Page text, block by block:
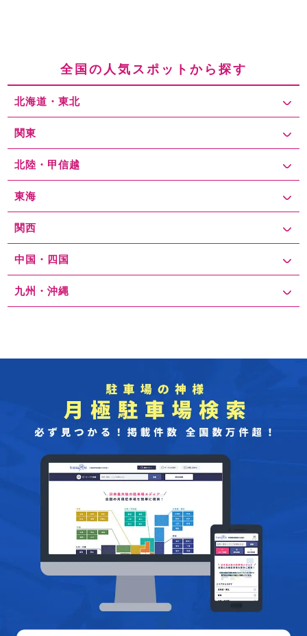
り、平日の駐車場料金相場は、1時間あたり200円～300円程度で、
1日最大料金は1,000円程度です。土日祝日や観光シーズンには混雑
が予想されるため、早めに到着することをおすすめします。観光客
の多い季節や休日には、公式駐車場が満車になることもあるため、
代替の駐車場を事前にチェックしておくことが重要です。 彦根城の
あります。駐車料金は、平日と休日で大きな違いはありませんが、
最大料金1,000円が設定されているため、長時間滞在しても割安に
民間駐車場がいくつか存在し、便利に利用することができますが、
駐車場を探す準備が必要です。 また、駐車場探しの対策としては、
事前予約が可能な駐車場サービスの活用も有効で、彦根城周辺の駐
車場を事前に予約でき、安心して観光を楽しめます。さらに、早朝
に到着することを検討すれば、混雑を避け、駐車場を確保しやすく
なります。平日やオフシーズンは比較的空いているため、朝一番に
楽しむことができます。彦根城を訪れる際には、計画的に駐車場を
全国の人気スポットから探す
北海道・東北
関東
北陸・甲信越
東海
関西
中国・四国
九州・沖縄